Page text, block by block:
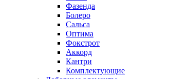
Фазенда
Болеро
Сальса
Оптима
Фокстрот
Аккорд
Кантри
Комплектующие